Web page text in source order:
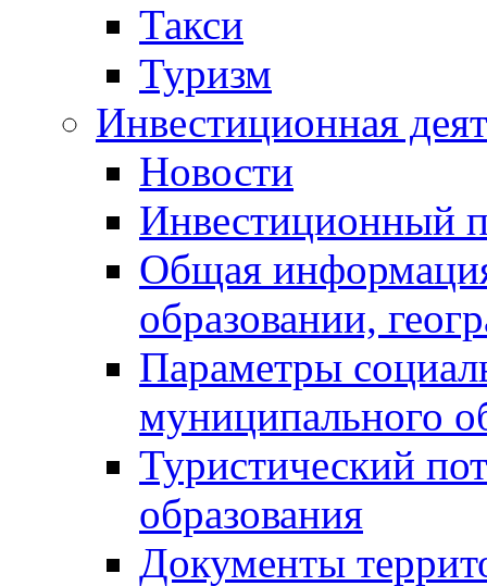
Такси
Туризм
Инвестиционная
Новости
Инвестиционный
Общая
образовании,
Параметры
муниципального
Туристический
образования
Документы